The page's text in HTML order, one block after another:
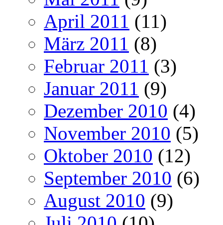
April 2011 (11)
März 2011 (8)
Februar 2011 (3)
Januar 2011 (9)
Dezember 2010 (4)
November 2010 (5)
Oktober 2010 (12)
September 2010 (6)
August 2010 (9)